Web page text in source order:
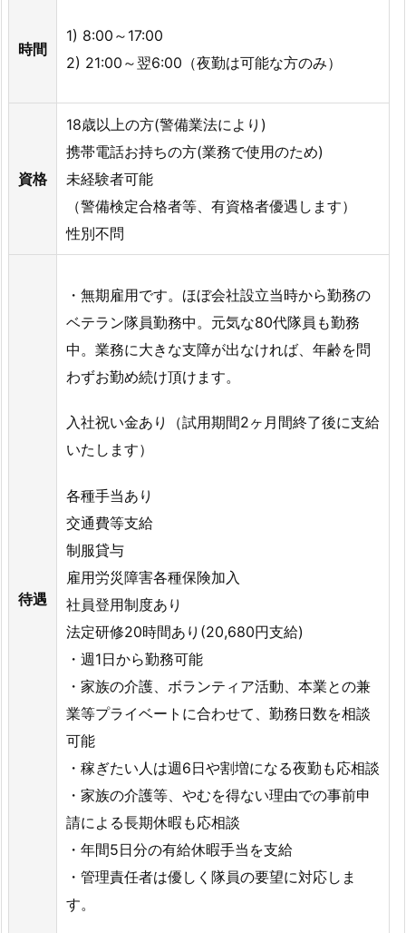
時間
1) 8:00～17:00
2) 21:00～翌6:00（夜勤は可能な方のみ）
資格
18歳以上の方(警備業法により)
携帯電話お持ちの方(業務で使用のため)
未経験者可能
（警備検定合格者等、有資格者優遇します）
性別不問
待遇
・無期雇用です。ほぼ会社設立当時から勤務の
ベテラン隊員勤務中。元気な80代隊員も勤務
中。業務に大きな支障が出なければ、年齢を問
わずお勤め続け頂けます。
入社祝い金あり（試用期間2ヶ月間終了後に支給
いたします）
各種手当あり
交通費等支給
制服貸与
雇用労災障害各種保険加入
社員登用制度あり
法定研修20時間あり(20,680円支給)
・週1日から勤務可能
・家族の介護、ボランティア活動、本業との兼
業等プライベートに合わせて、勤務日数を相談
可能
・稼ぎたい人は週6日や割増になる夜勤も応相談
・家族の介護等、やむを得ない理由での事前申
請による長期休暇も応相談
・年間5日分の有給休暇手当を支給
・管理責任者は優しく隊員の要望に対応しま
す。